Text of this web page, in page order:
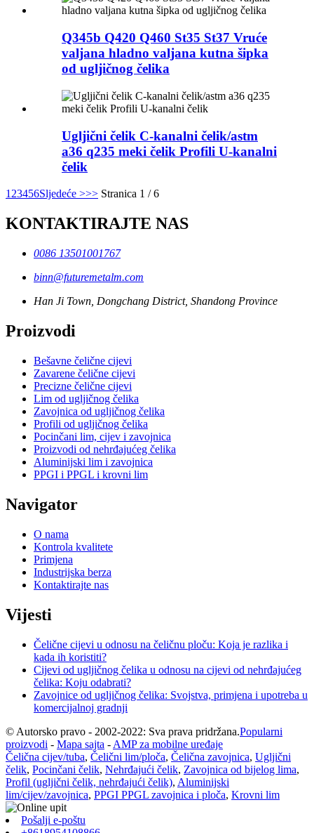
Q345b Q420 Q460 St35 St37 Vruće
valjana hladno valjana kutna šipka
od ugljičnog čelika
Ugljični čelik C-kanalni čelik/astm
a36 q235 meki čelik Profili U-kanalni
čelik
1 23456Sljedeće >>> Stranica 1 / 6
KONTAKTIRAJTE NAS
0086 13501001767
binn@futuremetalm.com
Han Ji Town, Dongchang District, Shandong Province
Proizvodi
Bešavne čelične cijevi
Zavarene čelične cijevi
Precizne čelične cijevi
Lim od ugljičnog čelika
Zavojnica od ugljičnog čelika
Profili od ugljičnog čelika
Pocinčani lim, cijev i zavojnica
Proizvodi od nehrđajućeg čelika
Aluminijski lim i zavojnica
PPGI i PPGL i krovni lim
Navigator
O nama
Kontrola kvalitete
Primjena
Industrijska berza
Kontaktirajte nas
Vijesti
Čelične cijevi u odnosu na čeličnu ploču: Koja je razlika i
kada ih koristiti?
Cijevi od ugljičnog čelika u odnosu na cijevi od nehrđajućeg
čelika: Koju odabrati?
Zavojnice od ugljičnog čelika: Svojstva, primjena i upotreba u
komercijalnoj gradnji
© Autorsko pravo - 2002-2022: Sva prava pridržana.Popularni
proizvodi - Mapa sajta - AMP za mobilne uređaje
Čelična cijev/tuba, Čelični lim/ploča, Čelična zavojnica, Ugljični
čelik, Pocinčani čelik, Nehrđajući čelik, Zavojnica od bijelog lima,
Profil (ugljični čelik, nehrđajući čelik), Aluminijski
lim/cijev/zavojnica, PPGI PPGL zavojnica i ploča, Krovni lim
Pošalji e-poštu